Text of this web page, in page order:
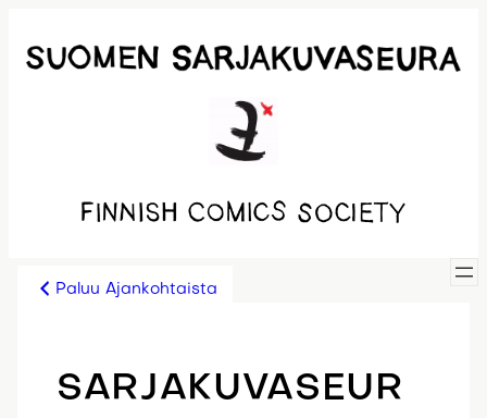
sisältöön
Paluu Ajankohtaista
SARJAKUVASEUR